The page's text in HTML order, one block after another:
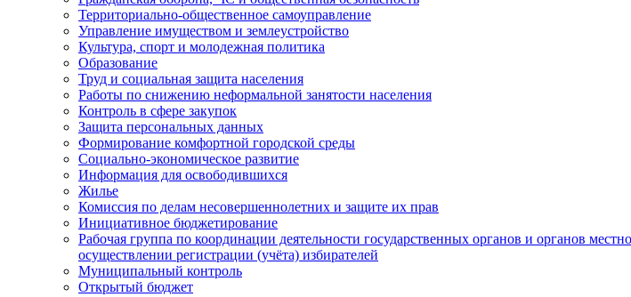
Территориально-общественное самоуправление
Управление имуществом и землеустройство
Культура, спорт и молодежная политика
Образование
Труд и социальная защита населения
Работы по снижению неформальной занятости населения
Контроль в сфере закупок
Защита персональных данных
Формирование комфортной городской среды
Социально-экономическое развитие
Информация для освободившихся
Жилье
Комиссия по делам несовершеннолетних и защите их прав
Инициативное бюджетирование
Рабочая группа по координации деятельности государственных органов и органов
осуществлении регистрации (учёта) избирателей
Муниципальный контроль
Открытый бюджет